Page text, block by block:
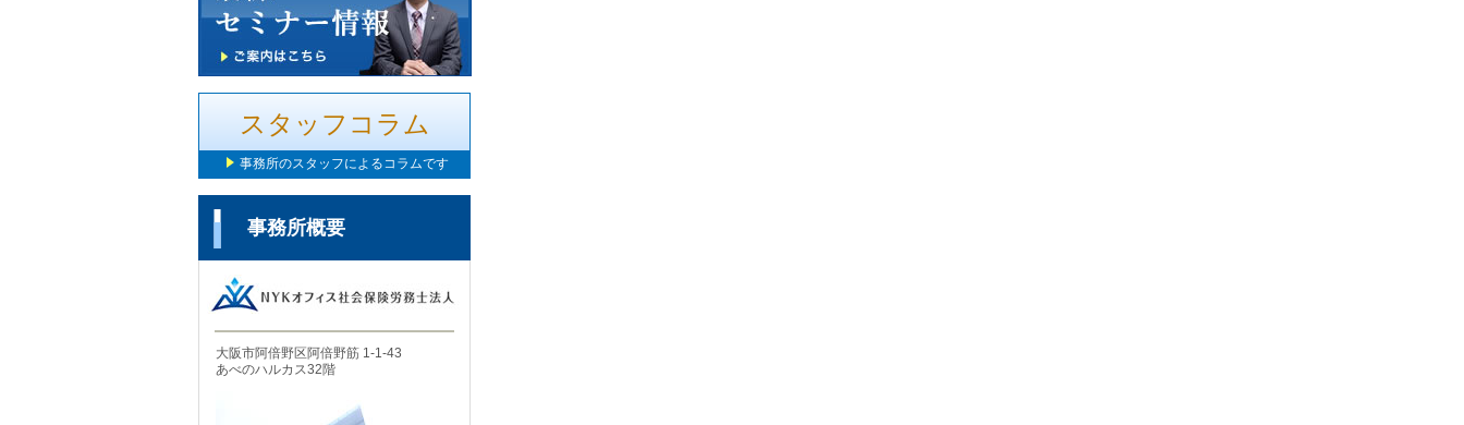
スタッフコラム
事務所のスタッフによるコラムです
事務所概要
大阪市阿倍野区阿倍野筋 1-1-43
あべのハルカス32階